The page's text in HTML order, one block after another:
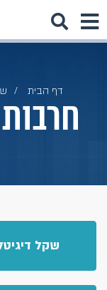
דף הבית
שקל